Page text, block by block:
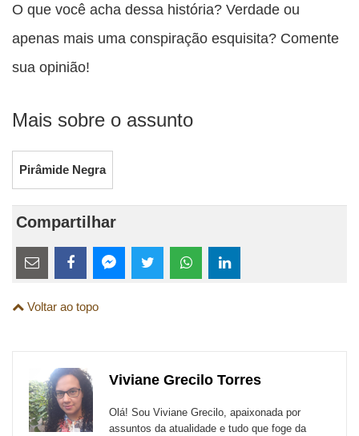
O que você acha dessa história? Verdade ou
apenas mais uma conspiração esquisita? Comente
sua opinião!
Mais sobre o assunto
Pirâmide Negra
Compartilhar
Estes
links
são
sites
externos
esta
Email
esta
FacebookMessenger
TwitterWhatsApp
LinkedIn
Voltar ao topo
Viviane Grecilo Torres
Olá! Sou Viviane Grecilo, apaixonada por
assuntos da atualidade e tudo que foge da